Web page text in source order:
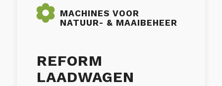
MACHINES VOOR
NATUUR- & MAAIBEHEER
REFORM
LAADWAGEN